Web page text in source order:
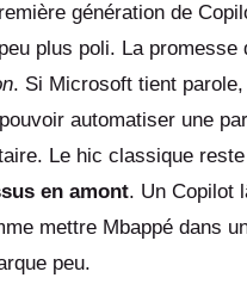
génération de
plus poli. La
. Si Microsoft tient
automatiser une
Le hic classique
en amont. Un Copilot
mettre Mbappé dans
peu.